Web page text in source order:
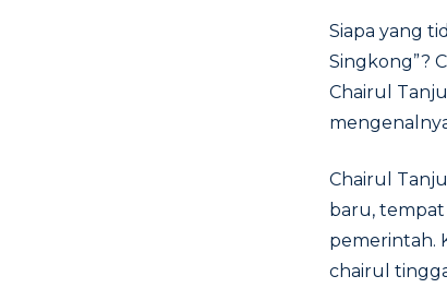
Siapa yang
Singkong”?
Chairul
Chairul
baru,
pemerintah.
chairul